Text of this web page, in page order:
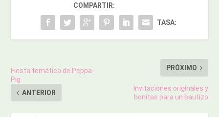
COMPARTIR:
TASA:
Fiesta temática de Peppa
Pig
ANTERIOR
PRÓXIMO
Invitaciones originales y
bonitas para un bautizo